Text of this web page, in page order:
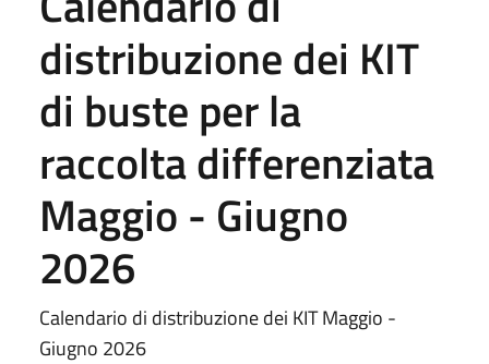
distribuzione dei KIT
di buste per la
raccolta differenziata
Maggio - Giugno
2026
Calendario di distribuzione dei KIT Maggio -
Giugno 2026